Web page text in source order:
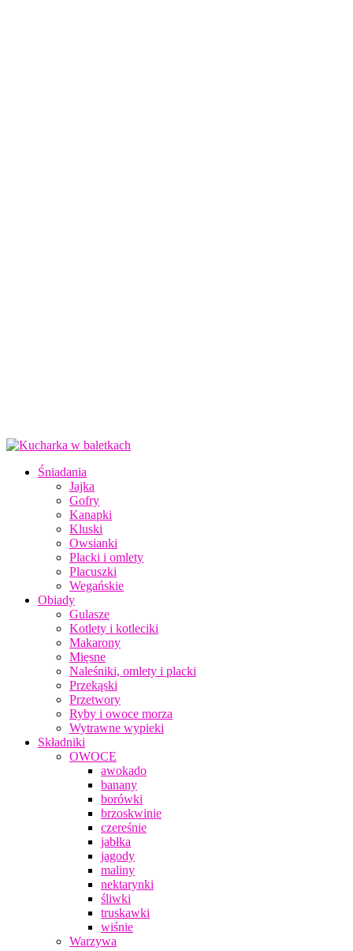
Śniadania
Jajka
Gofry
Kanapki
Kluski
Owsianki
Placki i omlety
Placuszki
Wegańskie
Obiady
Gulasze
Kotlety i kotleciki
Makarony
Mięsne
Naleśniki, omlety i placki
Przekąski
Przetwory
Ryby i owoce morza
Wytrawne wypieki
Składniki
OWOCE
awokado
banany
borówki
brzoskwinie
czereśnie
jabłka
jagody
maliny
nektarynki
śliwki
truskawki
wiśnie
Warzywa